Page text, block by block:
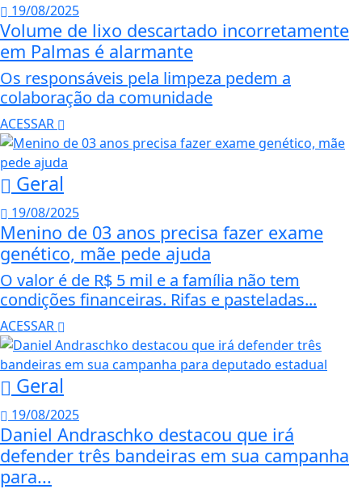
19/08/2025
Volume de lixo descartado incorretamente
em Palmas é alarmante
Os responsáveis pela limpeza pedem a
colaboração da comunidade
ACESSAR
Geral
19/08/2025
Menino de 03 anos precisa fazer exame
genético, mãe pede ajuda
O valor é de R$ 5 mil e a família não tem
condições financeiras. Rifas e pasteladas...
ACESSAR
Geral
19/08/2025
Daniel Andraschko destacou que irá
defender três bandeiras em sua campanha
para...